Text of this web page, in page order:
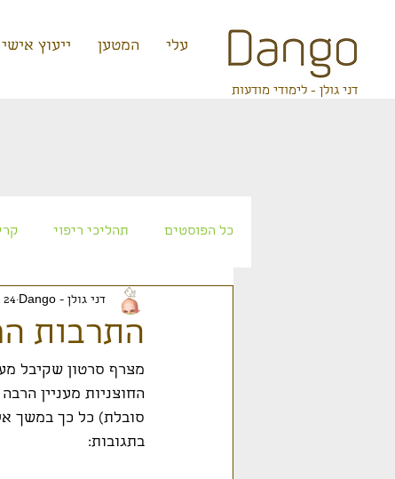
קצת עלי המטען ייעוץ אישי
דני גולן - לימודי מודעות
כל הפוסטים תהליכי ריפוי
עתידנות
התרבות
דני גולן - Dango 24 בדצמ׳ 2025
החוצניות מעניין
סובלת) כל כך במשך
בתגובות: